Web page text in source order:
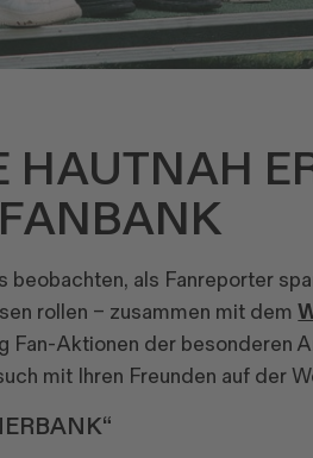
als Fanreporter
rollen – zusammen mit dem
Aktionen der besonderen
mit Ihren Freunden auf der